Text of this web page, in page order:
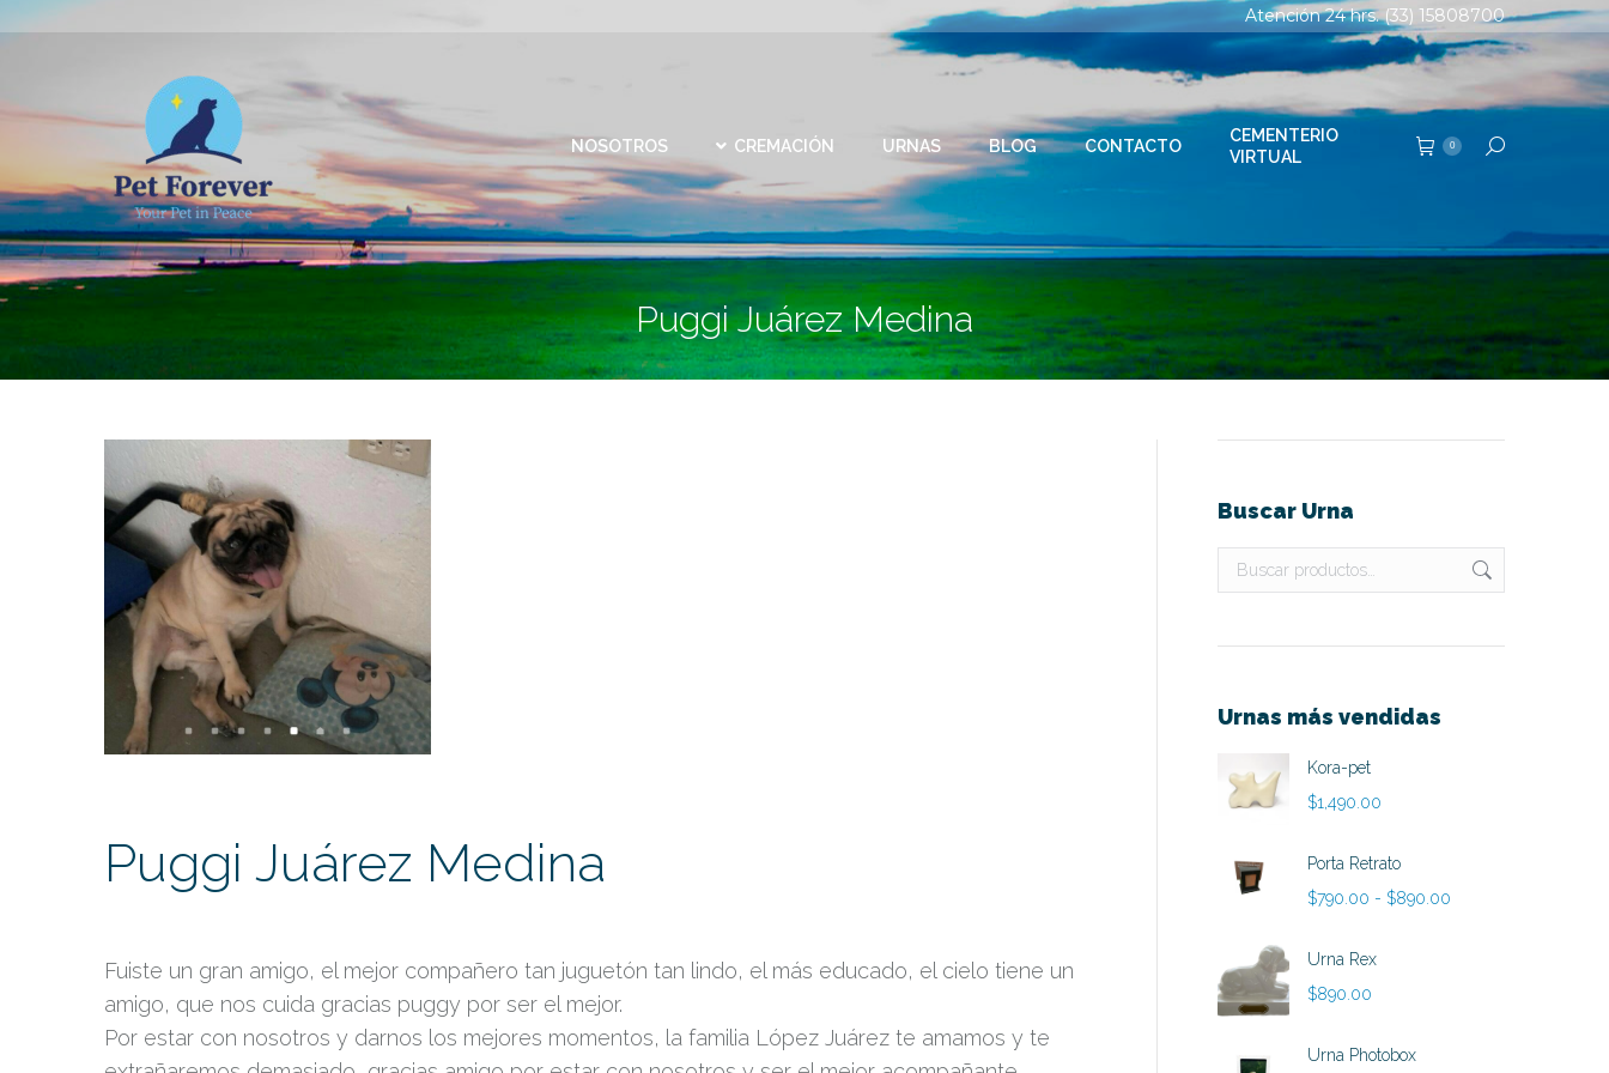
Atención 24 hrs. (33) 15808700
NOSOTROS CREMACIÓN URNAS BLOG CONTACTO
CEMENTERIO
VIRTUAL
0 Buscar:
Puggi Juárez Medina
Puggi Juárez Medina
Fuiste un gran amigo, el mejor compañero tan juguetón tan lindo, el más educado, el cielo tiene un
amigo, que nos cuida gracias puggy por ser el mejor.
Por estar con nosotros y darnos los mejores momentos, la familia López Juárez te amamos y te
Buscar Urna
Urnas más vendidas
Kora-pet
$1,490.00
Porta Retrato
$790.00 - $890.00
Urna Rex
$890.00
Urna Photobox
CONTACTO
CEMENTERIO
VIRTUAL
0 Buscar: